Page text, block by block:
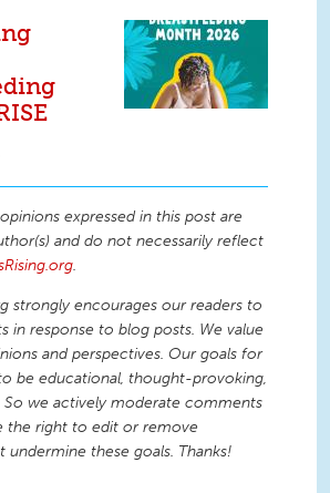
expressed in this post are
and do not necessarily reflect
.
strongly encourages our readers to
in response to blog posts. We value
and perspectives. Our goals for
be educational, thought-provoking,
So we actively moderate comments
the right to edit or remove
these goals. Thanks!